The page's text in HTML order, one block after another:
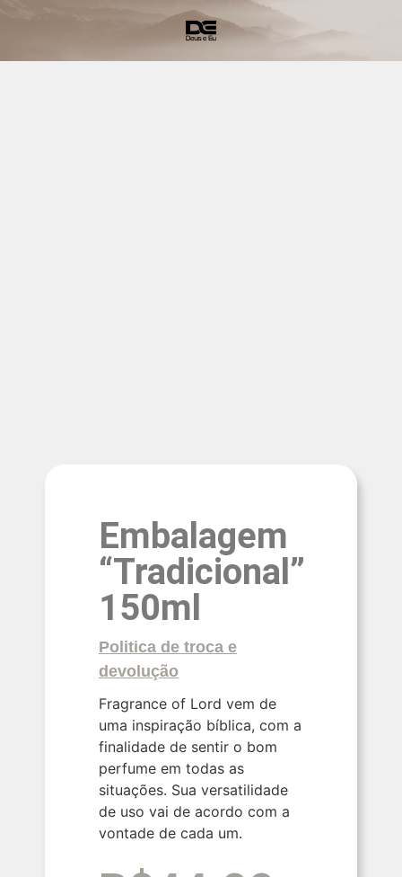
Embalagem
“Tradicional”
150ml
Politica de troca e
devolução
Fragrance of Lord vem de
uma inspiração bíblica, com a
finalidade de sentir o bom
perfume em todas as
situações. Sua versatilidade
de uso vai de acordo com a
vontade de cada um.